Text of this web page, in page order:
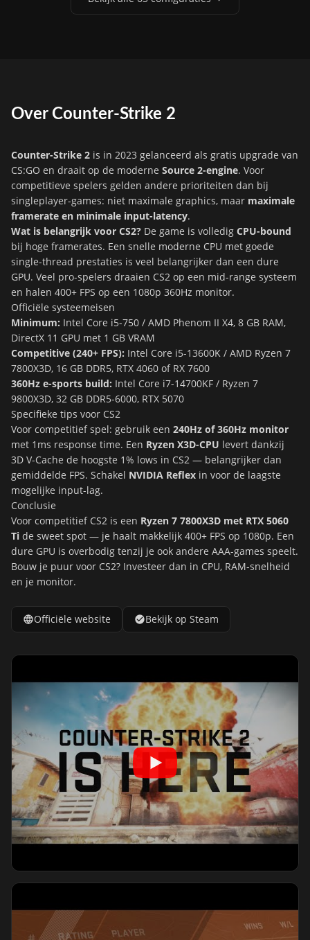
Over Counter-Strike 2
Counter-Strike 2 is in 2023 gelanceerd als gratis upgrade van
CS:GO en draait op de moderne Source 2-engine. Voor
competitieve spelers gelden andere prioriteiten dan bij
singleplayer-games: niet maximale graphics, maar maximale
framerate en minimale input-latency.
Wat is belangrijk voor CS2? De game is volledig CPU-bound
bij hoge framerates. Een snelle moderne CPU met goede
single-thread prestaties is veel belangrijker dan een dure
GPU. Veel pro-spelers draaien CS2 op een mid-range systeem
en halen 400+ FPS op een 1080p 360Hz monitor.
Officiële systeemeisen
Minimum: Intel Core i5-750 / AMD Phenom II X4, 8 GB RAM,
DirectX 11 GPU met 1 GB VRAM
Competitive (240+ FPS): Intel Core i5-13600K / AMD Ryzen 7
7800X3D, 16 GB DDR5, RTX 4060 of RX 7600
360Hz e-sports build: Intel Core i7-14700KF / Ryzen 7
9800X3D, 32 GB DDR5-6000, RTX 5070
Specifieke tips voor CS2
Voor competitief spel: gebruik een 240Hz of 360Hz monitor
met 1ms response time. Een Ryzen X3D-CPU levert dankzij
3D V-Cache de hoogste 1% lows in CS2 — belangrijker dan
gemiddelde FPS. Schakel NVIDIA Reflex in voor de laagste
mogelijke input-lag.
Conclusie
Voor competitief CS2 is een Ryzen 7 7800X3D met RTX 5060
Ti de sweet spot — je haalt makkelijk 400+ FPS op 1080p. Een
dure GPU is overbodig tenzij je ook andere AAA-games speelt.
Bouw je puur voor CS2? Investeer dan in CPU, RAM-snelheid
en je monitor.
Officiële website Bekijk op Steam